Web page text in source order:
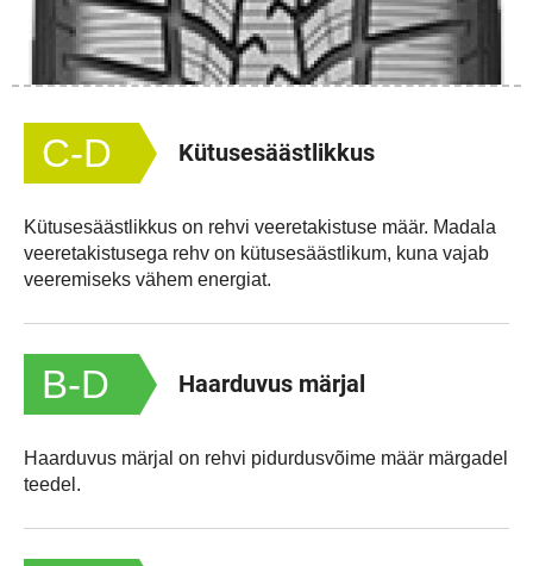
C-D Kütusesäästlikkus
Kütusesäästlikkus on rehvi veeretakistuse määr. Madala
veeretakistusega rehv on kütusesäästlikum, kuna vajab
veeremiseks vähem energiat.
B-D Haarduvus märjal
Haarduvus märjal on rehvi pidurdusvõime määr märgadel
teedel.